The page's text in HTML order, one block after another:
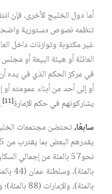
أما دول الخليج الأخرى، فإن
تنظمه نصوص دستورية واضحة
غير مكتوبة وتوازنات داخل
العائلة أو هيئة البيعة أو
في مركز الحكم الذي في يده أن
أو إلى أحد من أبناء عمومته أو
يشاركونهم في حكم الإمارة[11]
.
سابعًا،تحتضن مجتمعات
بالمئة)،